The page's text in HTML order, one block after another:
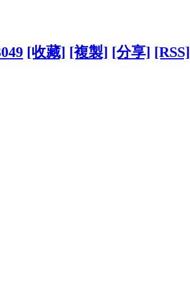
[收藏] [複製] [分享] [RSS]